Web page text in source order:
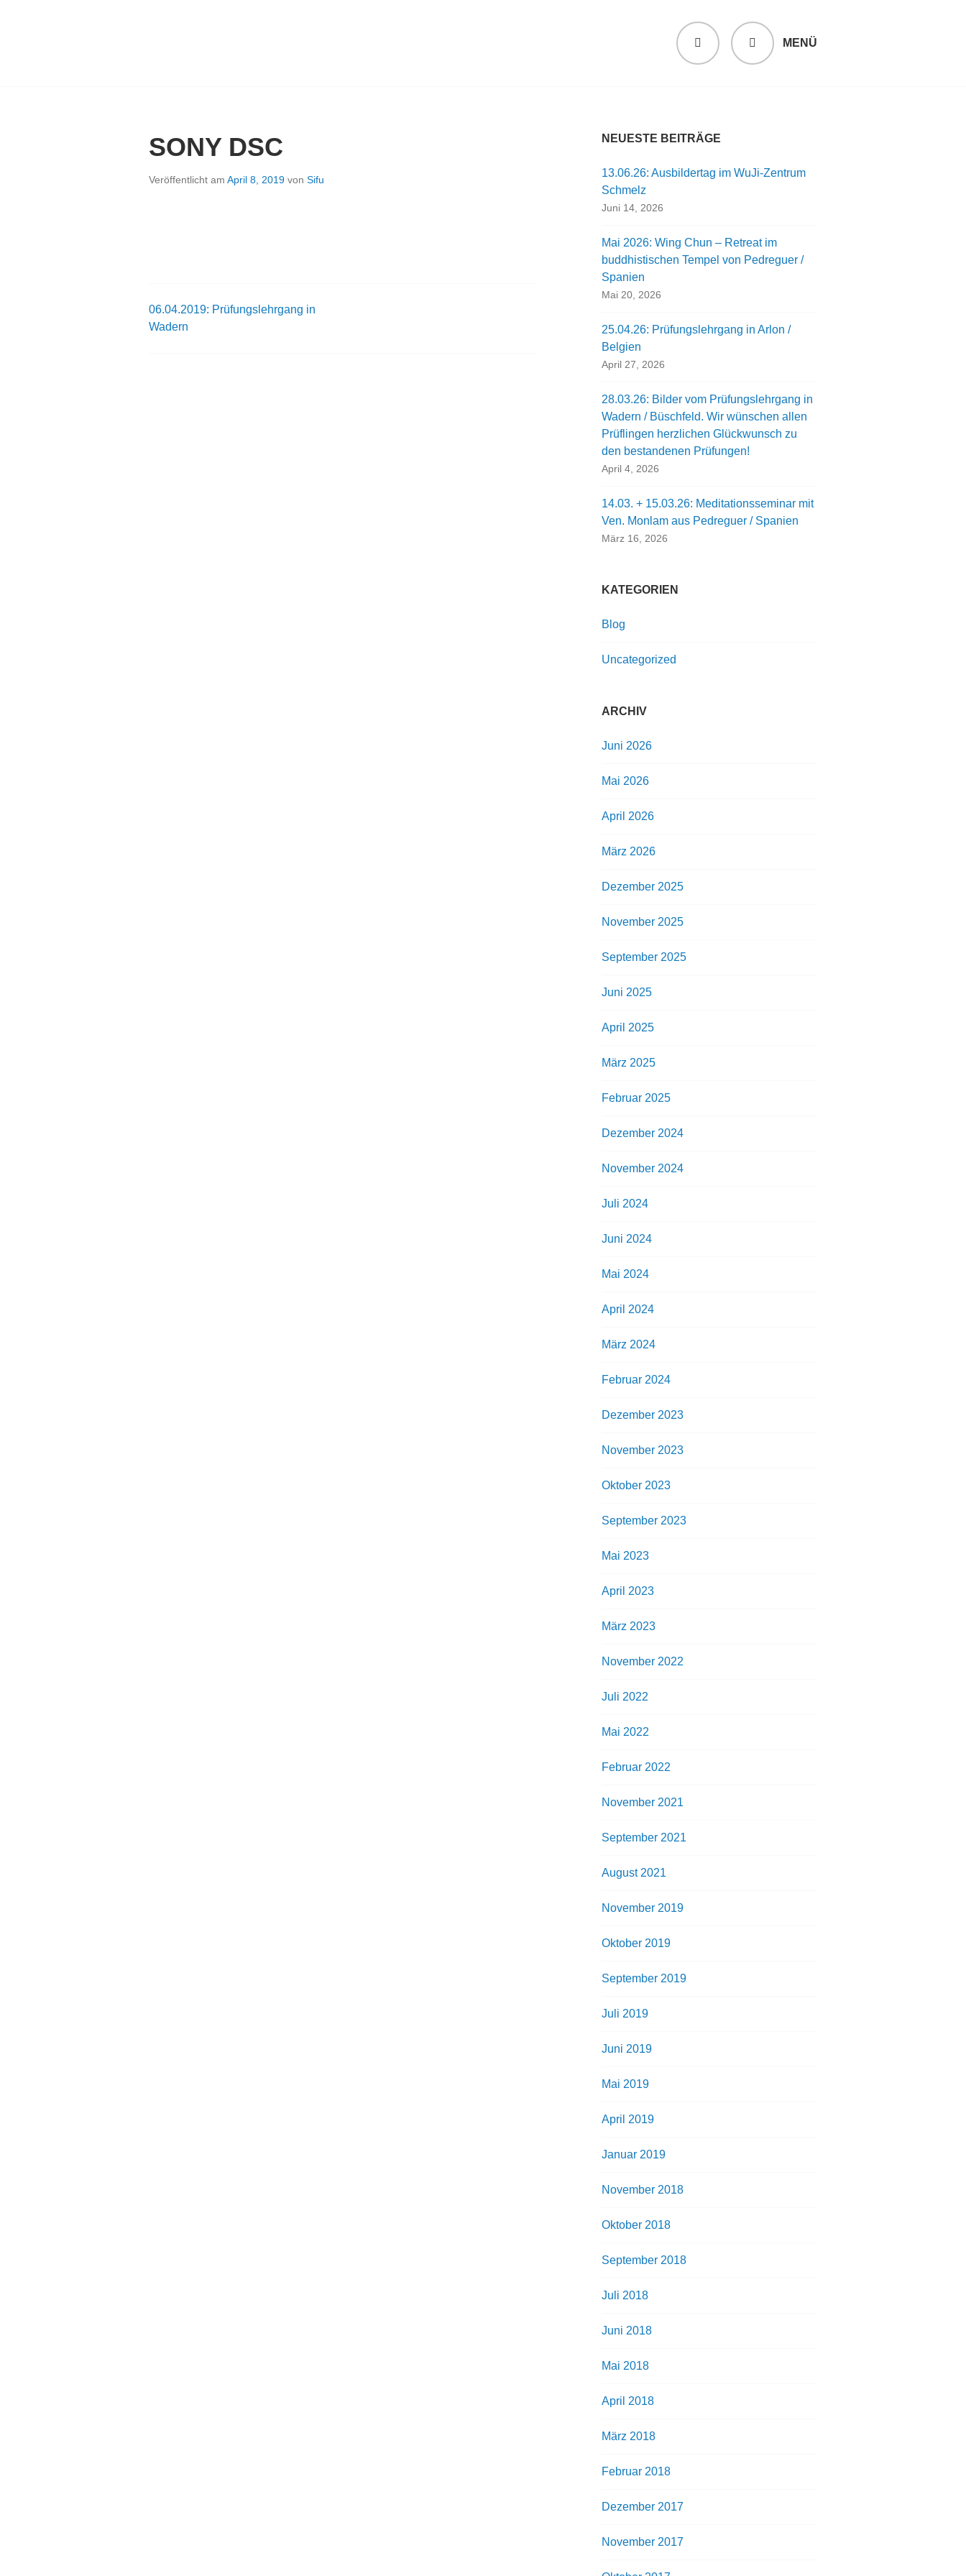
MENÜ
SUCHEN
SONY DSC
Veröffentlicht am April 8, 2019 von Sifu
Beitrags-
06.04.2019: Prüfungslehrgang in
Wadern
NEUESTE BEITRÄGE
13.06.26: Ausbildertag im WuJi-Zentrum
Schmelz
Juni 14, 2026
Mai 2026: Wing Chun – Retreat im
buddhistischen Tempel von Pedreguer /
Spanien
Mai 20, 2026
25.04.26: Prüfungslehrgang in Arlon /
Belgien
April 27, 2026
28.03.26: Bilder vom Prüfungslehrgang in
Wadern / Büschfeld. Wir wünschen allen
Prüflingen herzlichen Glückwunsch zu
den bestandenen Prüfungen!
April 4, 2026
14.03. + 15.03.26: Meditationsseminar mit
Ven. Monlam aus Pedreguer / Spanien
März 16, 2026
KATEGORIEN
Blog
Uncategorized
ARCHIV
Juni 2026
Mai 2026
April 2026
März 2026
Dezember 2025
November 2025
September 2025
Juni 2025
April 2025
März 2025
Februar 2025
Dezember 2024
November 2024
Juli 2024
Juni 2024
Mai 2024
April 2024
März 2024
Februar 2024
Dezember 2023
November 2023
Oktober 2023
September 2023
Mai 2023
April 2023
März 2023
November 2022
Juli 2022
Mai 2022
Februar 2022
November 2021
September 2021
August 2021
November 2019
Oktober 2019
September 2019
Juli 2019
Juni 2019
Mai 2019
April 2019
Januar 2019
November 2018
Oktober 2018
September 2018
Juli 2018
Juni 2018
Mai 2018
April 2018
März 2018
Februar 2018
Dezember 2017
November 2017